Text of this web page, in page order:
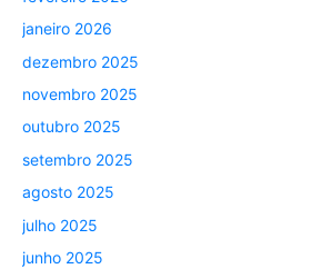
janeiro 2026
dezembro 2025
novembro 2025
outubro 2025
setembro 2025
agosto 2025
julho 2025
junho 2025